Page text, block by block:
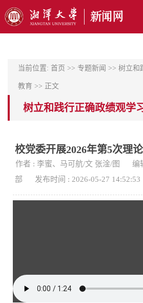
当前位置: 首页 >> 专题新闻 >> 树立和
教育 >> 正文
树立和践行正确政绩观学
校党委开展2026年第5次理
作者 : 李蜜、马可航/文 张淦/图 编
部
发布时间 : 2026-05-27 14:52:53